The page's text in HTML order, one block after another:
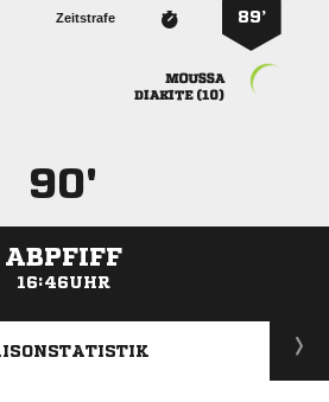
89’
Zeitstrafe

 
90'
ABPFIFF
16:46UHR
ANZEIGE